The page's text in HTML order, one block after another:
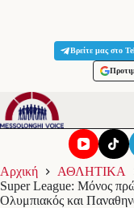
Βρείτε μας στο
Αρχική
ΑΘΛΗΤΙΚΑ
Super League: Μόνος
Ολυμπιακός και